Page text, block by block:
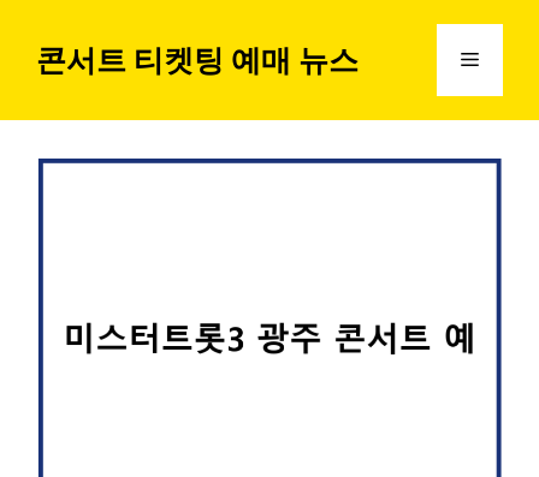
콘서트 티켓팅 예매 뉴스 메